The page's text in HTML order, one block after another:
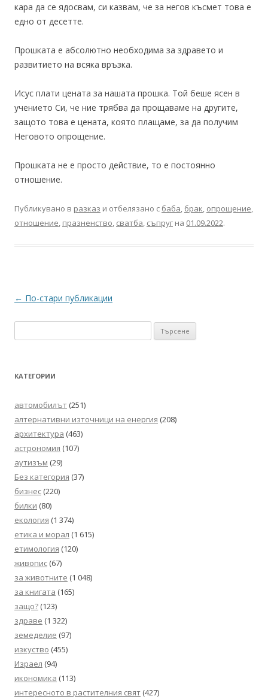
кара да се ядосвам, си казвам, че за негов късмет това е
едно от десетте.
Прошката е абсолютно необходима за здравето и
развитието на всяка връзка.
Исус плати цената за нашата прошка. Той беше ясен в
учението Си, че ние трябва да прощаваме на другите,
защото това е цената, която плащаме, за да получим
Неговото опрощение.
Прошката не е просто действие, то е постоянно
отношение.
Публикувано в разказ и отбелязано с баба, брак, опрощение,
отношение, празненство, сватба, съпруг на 01.09.2022.
Навигация
← По-стари публикации
за:
КАТЕГОРИИ
автомобилът (251)
алтернативни източници на енергия (208)
архитектура (463)
астрономия (107)
аутизъм (29)
Без категория (37)
бизнес (220)
билки (80)
екология (1 374)
етика и морал (1 615)
етимология (120)
живопис (67)
за животните (1 048)
за книгата (165)
защо? (123)
здраве (1 322)
земеделие (97)
изкуство (455)
Израел (94)
икономика (113)
интересното в растителния свят (427)